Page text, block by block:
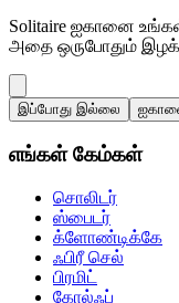
Solitaire ஐகானை உங்கள்
அதை ஒருபோதும்
இப்போது இல்லை
எங்கள் கேம்கள்
சொலிடர்
ஸ்பைடர்
க்ளோண்டிக்கே
ஃபிரீ செல்
பிரமிட்
கோல்ஃப்